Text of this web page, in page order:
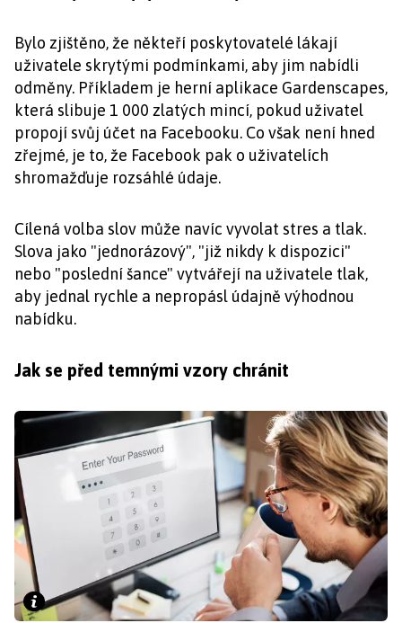
Bylo zjištěno, že někteří poskytovatelé lákají
uživatele skrytými podmínkami, aby jim nabídli
odměny. Příkladem je herní aplikace Gardenscapes,
která slibuje 1 000 zlatých mincí, pokud uživatel
propojí svůj účet na Facebooku. Co však není hned
zřejmé, je to, že Facebook pak o uživatelích
shromažďuje rozsáhlé údaje.
Cílená volba slov může navíc vyvolat stres a tlak.
Slova jako "jednorázový", "již nikdy k dispozici"
nebo "poslední šance" vytvářejí na uživatele tlak,
aby jednal rychle a nepropásl údajně výhodnou
nabídku.
Jak se před temnými vzory chránit